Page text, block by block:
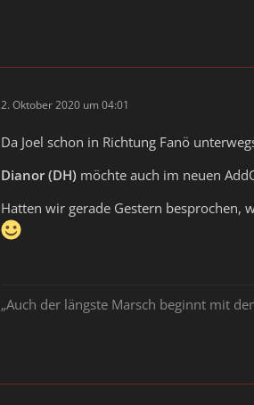
2. Oktober 2020 um 04:01
Da Joel schon in Richtung Fanö
Dianor (DH) möchte auch im neuen
Hatten wir gerade Gestern besprochen,
„Auch der längste Marsch beginnt mit